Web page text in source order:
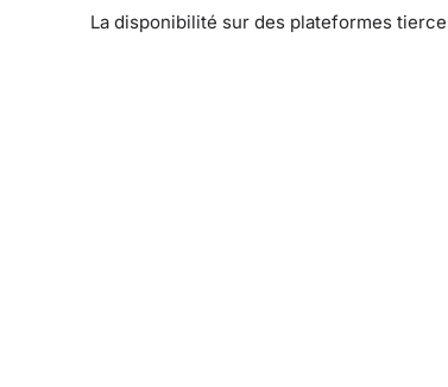
La disponibilité sur des plateformes